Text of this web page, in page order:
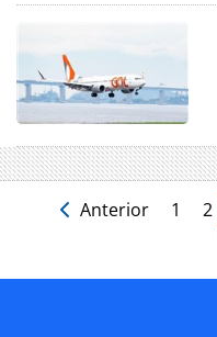
Anterior 1 2